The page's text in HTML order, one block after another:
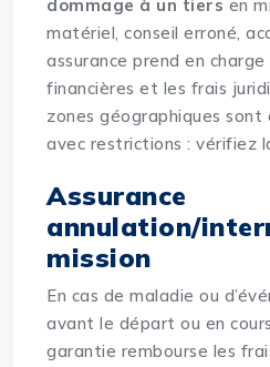
dommage à un tiers en
matériel, conseil erroné,
assurance prend en
financières et les frais
zones géographiques sont
avec restrictions : vérifiez
Assurance
annulation/
mission
En cas de maladie ou
avant le départ ou en
garantie rembourse les